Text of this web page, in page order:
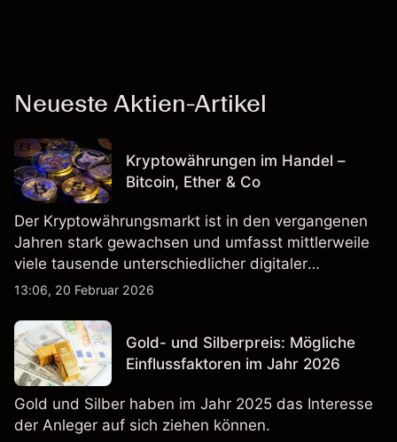
Neueste Aktien-Artikel
Kryptowährungen im Handel –
Bitcoin, Ether & Co
Der Kryptowährungsmarkt ist in den vergangenen
Jahren stark gewachsen und umfasst mittlerweile
viele tausende unterschiedlicher digitaler
Währungen.
13:06, 20 Februar 2026
Gold- und Silberpreis: Mögliche
Einflussfaktoren im Jahr 2026
Gold und Silber haben im Jahr 2025 das Interesse
der Anleger auf sich ziehen können.